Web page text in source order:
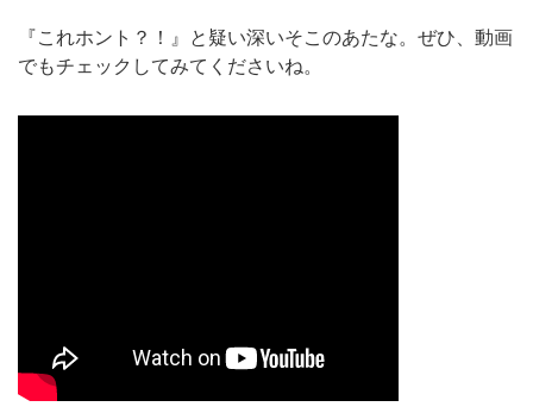
『これホント？！』と疑い深いそこのあたな。ぜひ、動画
でもチェックしてみてくださいね。